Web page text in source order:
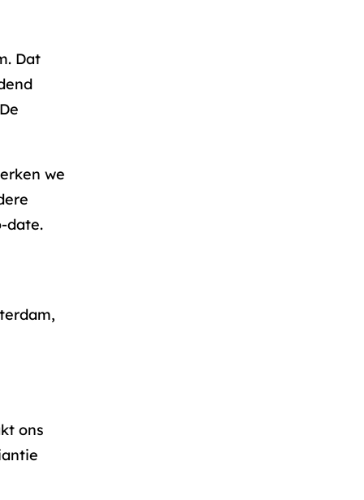
Dat
we
date.
ons